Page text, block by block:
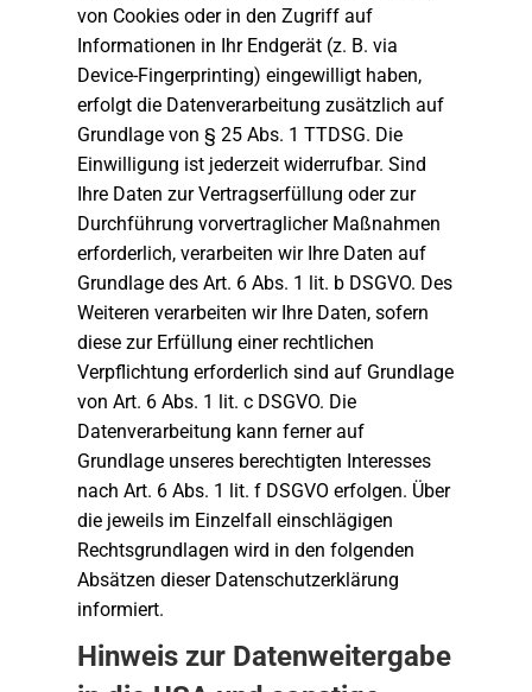
von Cookies oder in den Zugriff auf
Informationen in Ihr Endgerät (z. B. via
Device-Fingerprinting) eingewilligt haben,
erfolgt die Datenverarbeitung zusätzlich auf
Grundlage von § 25 Abs. 1 TTDSG. Die
Einwilligung ist jederzeit widerrufbar. Sind
Ihre Daten zur Vertragserfüllung oder zur
Durchführung vorvertraglicher Maßnahmen
erforderlich, verarbeiten wir Ihre Daten auf
Grundlage des Art. 6 Abs. 1 lit. b DSGVO. Des
Weiteren verarbeiten wir Ihre Daten, sofern
diese zur Erfüllung einer rechtlichen
Verpflichtung erforderlich sind auf Grundlage
von Art. 6 Abs. 1 lit. c DSGVO. Die
Datenverarbeitung kann ferner auf
Grundlage unseres berechtigten Interesses
nach Art. 6 Abs. 1 lit. f DSGVO erfolgen. Über
die jeweils im Einzelfall einschlägigen
Rechtsgrundlagen wird in den folgenden
Absätzen dieser Datenschutzerklärung
informiert.
Hinweis zur Datenweitergabe